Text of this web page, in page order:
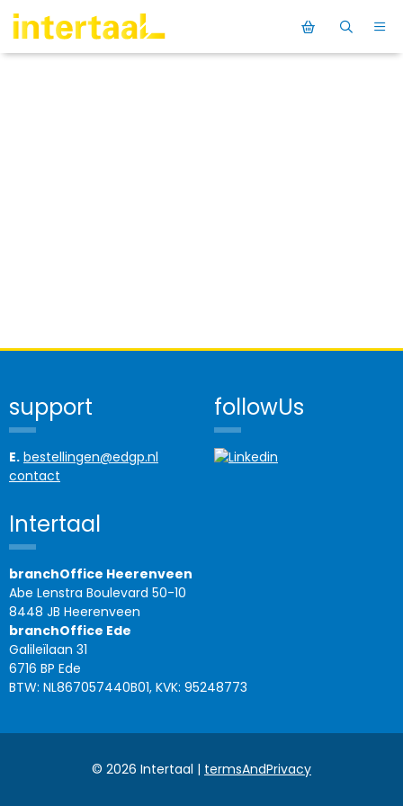
support
E. bestellingen@edgp.nl
contact
followUs
Intertaal
branchOffice Heerenveen
Abe Lenstra Boulevard 50-10
8448 JB Heerenveen
branchOffice Ede
Galileïlaan 31
6716 BP Ede
BTW: NL867057440B01, KVK: 95248773
© 2026 Intertaal | termsAndPrivacy